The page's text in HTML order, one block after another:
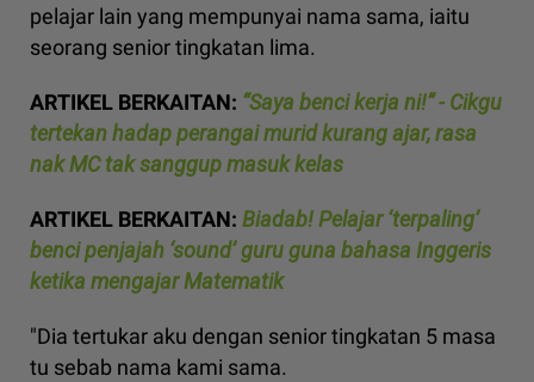
pelajar lain yang mempunyai nama sama, iaitu
seorang senior tingkatan lima.
ARTIKEL BERKAITAN: “Saya benci kerja ni!” - Cikgu
tertekan hadap perangai murid kurang ajar, rasa
nak MC tak sanggup masuk kelas
ARTIKEL BERKAITAN: Biadab! Pelajar ‘terpaling’
benci penjajah ‘sound’ guru guna bahasa Inggeris
ketika mengajar Matematik
"Dia tertukar aku dengan senior tingkatan 5 masa
tu sebab nama kami sama.